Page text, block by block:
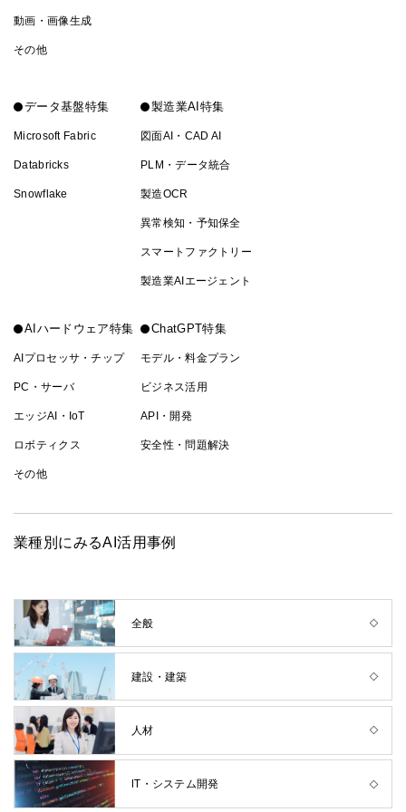
動画・画像生成
その他
データ基盤特集
Microsoft Fabric
Databricks
Snowflake
製造業AI特集
図面AI・CAD AI
PLM・データ統合
製造OCR
異常検知・予知保全
スマートファクトリー
製造業AIエージェント
AIハードウェア特集
AIプロセッサ・チップ
PC・サーバ
エッジAI・IoT
ロボティクス
その他
ChatGPT特集
モデル・料金プラン
ビジネス活用
API・開発
安全性・問題解決
業種別にみるAI活用事例
全般
建設・建築
人材
IT・システム開発